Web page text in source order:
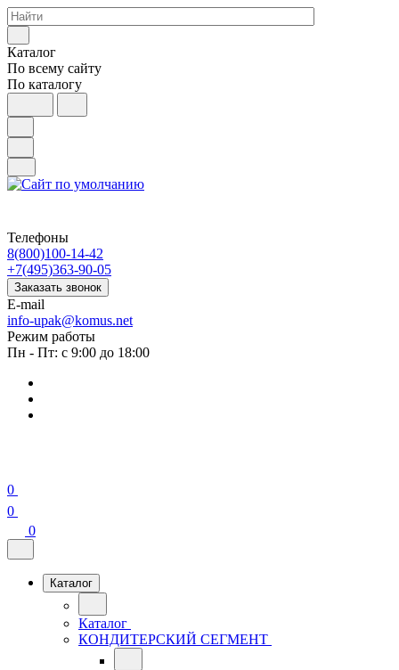
Каталог
По всему сайту
По каталогу
Телефоны
8(800)100-14-42
+7(495)363-90-05
Заказать звонок
E-mail
info-upak@komus.net
Режим работы
Пн - Пт: с 9:00 до 18:00
0
0
0
Каталог
Каталог
КОНДИТЕРСКИЙ СЕГМЕНТ